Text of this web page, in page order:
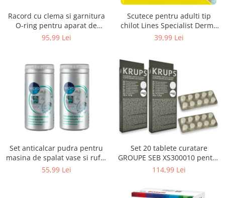
Accesorii tablete
Laptopuri si Accesorii
Wearable & Gadgeturi
Electrocasnice & Climatizare
Accesorii si piese masini spalat
rufe si uscatoare
Accesorii si piese masini spalat
Aparate Racire Aer
Aragaze si cuptoare cu microunde
Racord cu clema si garnitura
O-ring pentru aparat de
spalat cu presiune, KARCHER
95,99 Lei
Scutece pentru adulti tip
chilot Lines Specialist Derma
Protection Extra, 7 picaturi,
39,99 Lei
Set anticalcar pudra pentru
masina de spalat vase si rufe,
WPRO 484000008416, 2 x 250g
55,99 Lei
Set 20 tablete curatare
GROUPE SEB XS300010 pentru
espressoare Krups (2x10
114,99 Lei